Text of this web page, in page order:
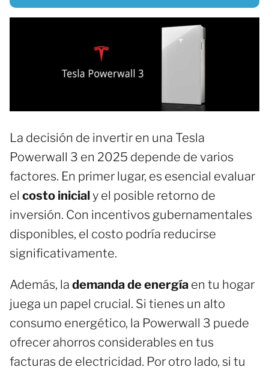
La decisión de invertir en una Tesla
Powerwall 3 en 2025 depende de varios
factores. En primer lugar, es esencial evaluar
el costo inicialy el posible retorno de
inversión. Con incentivos gubernamentales
disponibles, el costo podría reducirse
significativamente.
Además, la demanda de energía en tu hogar
juega un papel crucial. Si tienes un alto
consumo energético, la Powerwall 3 puede
ofrecer ahorros considerables en tus
facturas de electricidad. Por otro lado, si tu